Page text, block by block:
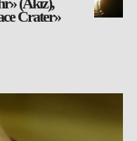
Crater»